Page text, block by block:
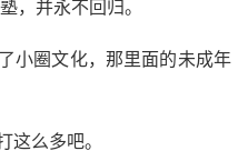
，并永不回归。
小圈文化，那里面的未成年
这么多吧。